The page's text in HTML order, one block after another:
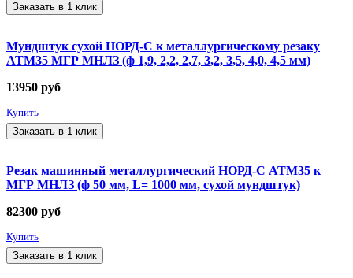
Заказать в 1 клик
Мундштук сухой НОРД-С к металлургическому резаку
АТМ35 МГР МНЛЗ (ф 1,9, 2,2, 2,7, 3,2, 3,5, 4,0, 4,5 мм)
13950 руб
Купить
Заказать в 1 клик
Резак машинный металлургический НОРД-С АТМ35 к
МГР МНЛЗ (ф 50 мм, L= 1000 мм, сухой мундштук)
82300 руб
Купить
Заказать в 1 клик